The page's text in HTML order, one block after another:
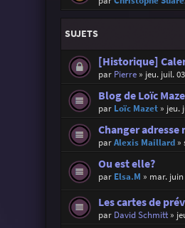
SUJETS
[Historique]
par Pierre» jeu. juil.
Blog de Loïc
par Loïc Mazet» jeu.
Changer adresse
parAlexis Maillard»
Ou est elle?
par Elsa.M » mar. juin
Les cartes de
par David Schmitt»